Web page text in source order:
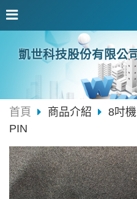
凱世科技股份有限公
首頁 商品介紹 8吋
PIN